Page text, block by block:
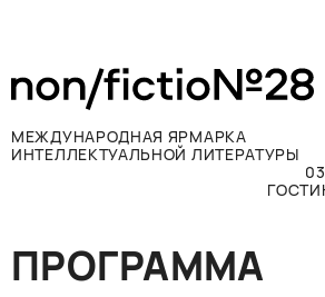
МЕЖДУНАРОДНАЯ ЯРМАРКА
ИНТЕЛЛЕКТУАЛЬНОЙ ЛИТЕРАТУРЫ
Принять участие
Участникам
ПРОГРАММА